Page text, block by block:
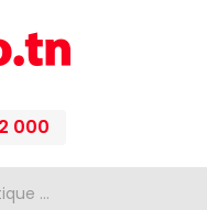
000